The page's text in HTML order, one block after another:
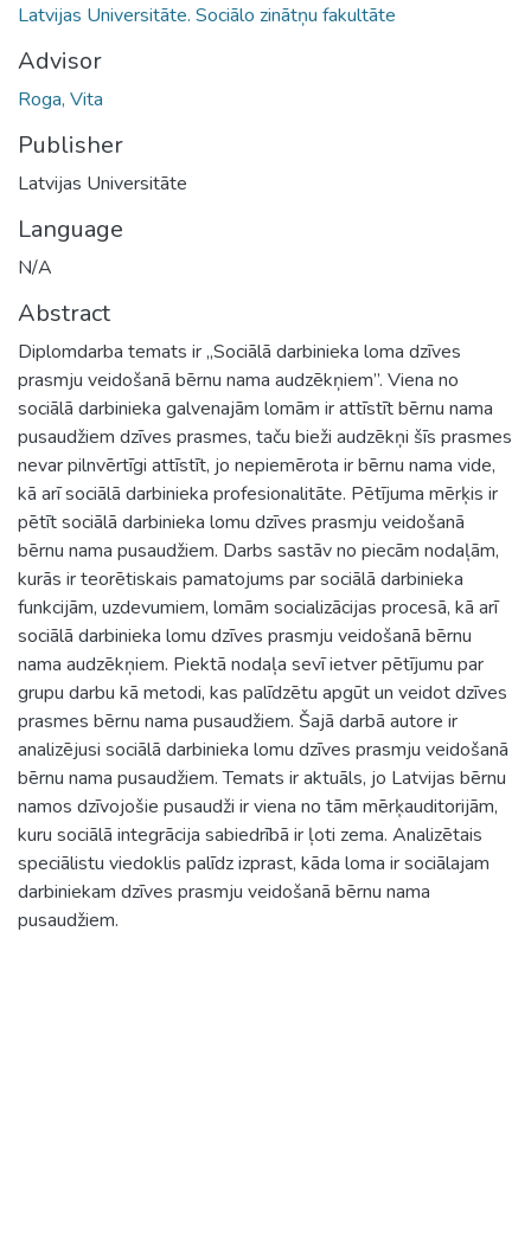
Latvijas Universitāte. Sociālo zinātņu fakultāte
Advisor
Roga, Vita
Publisher
Latvijas Universitāte
Language
N/A
Abstract
Diplomdarba temats ir ,,Sociālā darbinieka loma dzīves
prasmju veidošanā bērnu nama audzēkņiem”. Viena no
sociālā darbinieka galvenajām lomām ir attīstīt bērnu nama
pusaudžiem dzīves prasmes, taču bieži audzēkņi šīs prasmes
nevar pilnvērtīgi attīstīt, jo nepiemērota ir bērnu nama vide,
kā arī sociālā darbinieka profesionalitāte. Pētījuma mērķis ir
pētīt sociālā darbinieka lomu dzīves prasmju veidošanā
bērnu nama pusaudžiem. Darbs sastāv no piecām nodaļām,
kurās ir teorētiskais pamatojums par sociālā darbinieka
funkcijām, uzdevumiem, lomām socializācijas procesā, kā arī
sociālā darbinieka lomu dzīves prasmju veidošanā bērnu
nama audzēkņiem. Piektā nodaļa sevī ietver pētījumu par
grupu darbu kā metodi, kas palīdzētu apgūt un veidot dzīves
prasmes bērnu nama pusaudžiem. Šajā darbā autore ir
analizējusi sociālā darbinieka lomu dzīves prasmju veidošanā
bērnu nama pusaudžiem. Temats ir aktuāls, jo Latvijas bērnu
namos dzīvojošie pusaudži ir viena no tām mērķauditorijām,
kuru sociālā integrācija sabiedrībā ir ļoti zema. Analizētais
speciālistu viedoklis palīdz izprast, kāda loma ir sociālajam
darbiniekam dzīves prasmju veidošanā bērnu nama
pusaudžiem.